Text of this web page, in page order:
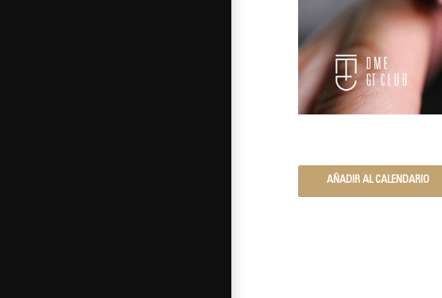
AÑADIR AL CALENDARIO